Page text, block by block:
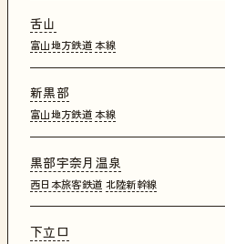
舌山
富山地方鉄道 本線
新黒部
富山地方鉄道 本線
黒部宇奈月温泉
西日本旅客鉄道 北陸新幹線
下立口